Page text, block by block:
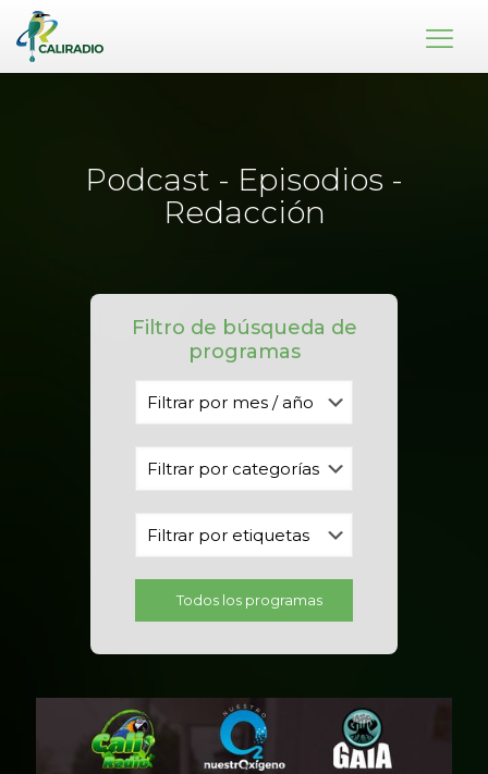
Podcast - Episodios -
Redacción
Filtro de búsqueda de
programas
Todos los programas